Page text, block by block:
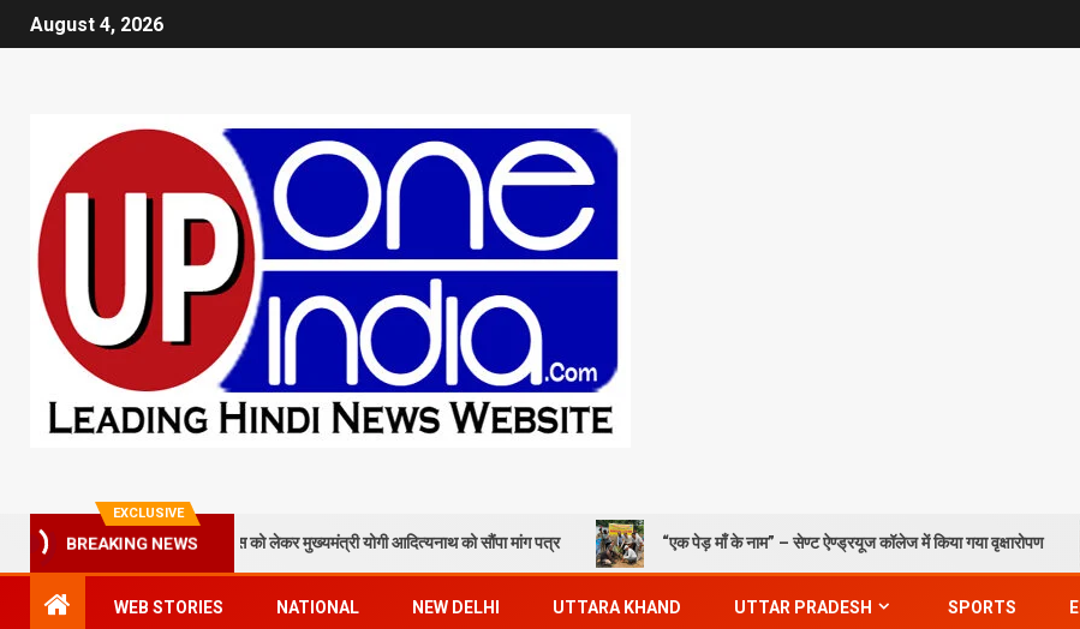
August 4, 2026
EXCLUSIVE
BREAKING NEWS
पाठक ने टेकुआटार के विकास को लेकर मुख्यमंत्री योगी आदित्यनाथ को सौंपा मांग पत्र “एक पेड़ माँ के नाम” – सेण्ट ऐण्ड्रयूज कॉलेज में किया गया वृक्षारोपण
WEB STORIES NATIONAL NEW DELHI UTTARA KHAND UTTAR PRADESH SPORTS